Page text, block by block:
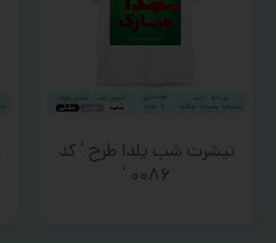
تیشرت شب یلدا طرح ‘ کد
۰۰۸۶ ‘